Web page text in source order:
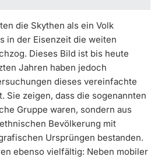
die Skythen als ein Volk
in der Eisenzeit die weiten
Dieses Bild ist bis heute
Jahren haben jedoch
dieses vereinfachte
Sie zeigen, dass die sogenannten
Gruppe waren, sondern aus
Bevölkerung mit
Ursprüngen bestanden.
ebenso vielfältig: Neben mobiler